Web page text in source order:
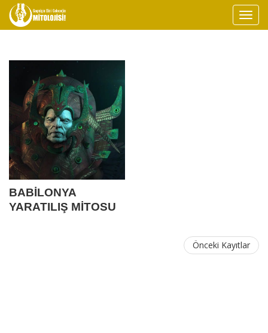
BABİLONYA
YARATILIŞ MİTOSU
Önceki Kayıtlar